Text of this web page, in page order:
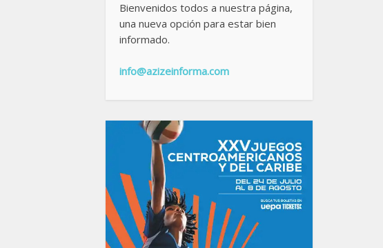
Bienvenidos todos a nuestra página,
una nueva opción para estar bien
informado.
info@azizeinforma.com